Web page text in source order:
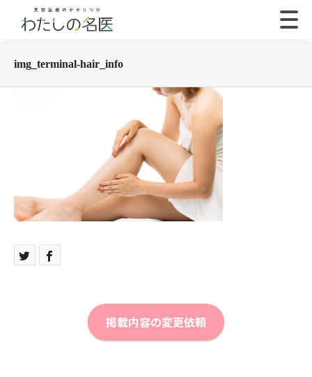
img_terminal-hair_info
掲載内容の変更依頼